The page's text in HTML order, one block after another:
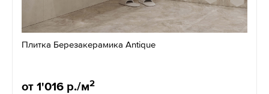
Плитка Березакерамика Antique
от 1'016 р./м2